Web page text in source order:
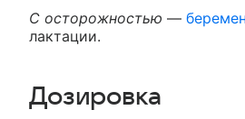
С осторожностью —
лактации.
Дозировка